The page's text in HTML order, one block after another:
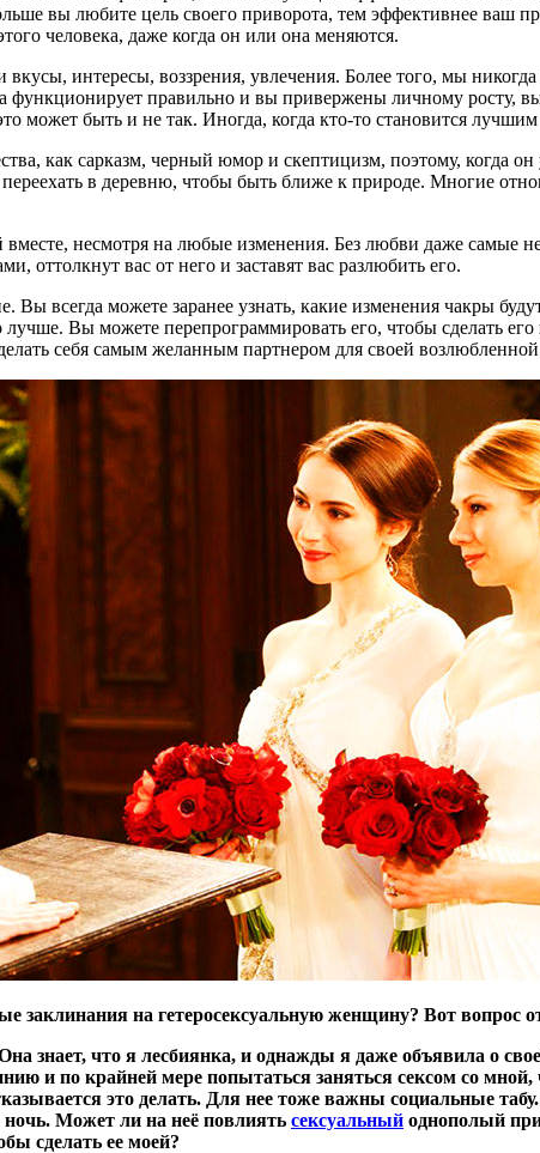
вы любите цель своего приворота, тем эффективнее ваш
человека, даже когда он или она меняются.
интересы, воззрения, увлечения. Более того, мы
функционирует правильно и вы привержены личному росту,
может быть и не так. Иногда, когда кто-то становится
как сарказм, черный юмор и скептицизм, поэтому, когда
переехать в деревню, чтобы быть ближе к природе. Многие
несмотря на любые изменения. Без любви даже самые
оттолкнут вас от него и заставят вас разлюбить его.
Вы всегда можете заранее узнать, какие изменения чакры
лучше. Вы можете перепрограммировать его, чтобы сделать
себя самым желанным партнером для своей
заклинания на гетеросексуальную женщину? Вот вопрос
знает, что я лесбиянка, и однажды я даже объявила о
и по крайней мере попытаться заняться сексом со
это делать. Для нее тоже важны социальные
Может ли на неё повлиять сексуальный однополый
сделать ее моей?